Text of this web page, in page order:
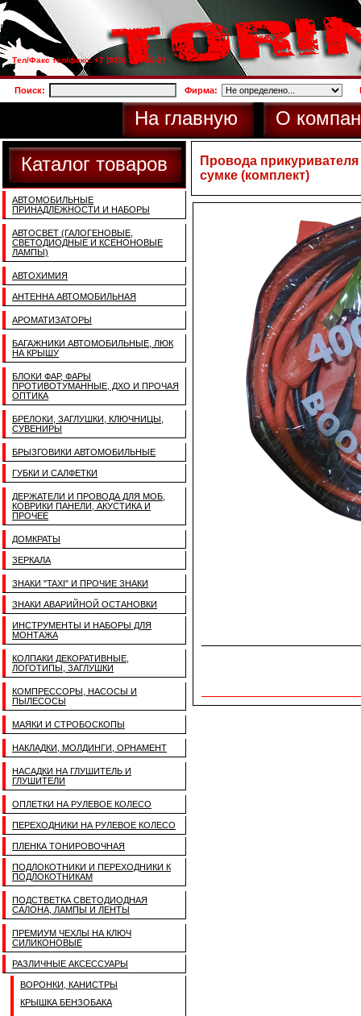
Тел/Факс тел/факс: +7 (925) 733-66-27
Поиск: Фирма:
На главную О
Каталог товаров
АВТОМОБИЛЬНЫЕ
ПРИНАДЛЕЖНОСТИ И НАБОРЫ
АВТОСВЕТ (ГАЛОГЕНОВЫЕ,
СВЕТОДИОДНЫЕ И КСЕНОНОВЫЕ
ЛАМПЫ)
АВТОХИМИЯ
АНТЕННА АВТОМОБИЛЬНАЯ
АРОМАТИЗАТОРЫ
БАГАЖНИКИ АВТОМОБИЛЬНЫЕ, ЛЮК
НА КРЫШУ
БЛОКИ ФАР, ФАРЫ
ПРОТИВОТУМАННЫЕ, ДХО И ПРОЧАЯ
ОПТИКА
БРЕЛОКИ, ЗАГЛУШКИ, КЛЮЧНИЦЫ,
СУВЕНИРЫ
БРЫЗГОВИКИ АВТОМОБИЛЬНЫЕ
ГУБКИ И САЛФЕТКИ
ДЕРЖАТЕЛИ И ПРОВОДА ДЛЯ МОБ,
КОВРИКИ ПАНЕЛИ, АКУСТИКА И
ПРОЧЕЕ
ДОМКРАТЫ
ЗЕРКАЛА
ЗНАКИ "TAXI" И ПРОЧИЕ ЗНАКИ
ЗНАКИ АВАРИЙНОЙ ОСТАНОВКИ
ИНСТРУМЕНТЫ И НАБОРЫ ДЛЯ
МОНТАЖА
КОЛПАКИ ДЕКОРАТИВНЫЕ,
ЛОГОТИПЫ, ЗАГЛУШКИ
КОМПРЕССОРЫ, НАСОСЫ И
ПЫЛЕСОСЫ
МАЯКИ И СТРОБОСКОПЫ
НАКЛАДКИ, МОЛДИНГИ, ОРНАМЕНТ
НАСАДКИ НА ГЛУШИТЕЛЬ И
ГЛУШИТЕЛИ
ОПЛЕТКИ НА РУЛЕВОЕ КОЛЕСО
ПЕРЕХОДНИКИ НА РУЛЕВОЕ КОЛЕСО
ПЛЕНКА ТОНИРОВОЧНАЯ
ПОДЛОКОТНИКИ И ПЕРЕХОДНИКИ К
ПОДЛОКОТНИКАМ
ПОДСТВЕТКА СВЕТОДИОДНАЯ
САЛОНА, ЛАМПЫ И ЛЕНТЫ
ПРЕМИУМ ЧЕХЛЫ НА КЛЮЧ
СИЛИКОНОВЫЕ
РАЗЛИЧНЫЕ АКСЕССУАРЫ
ВОРОНКИ, КАНИСТРЫ
КРЫШКА БЕНЗОБАКА
Провода
сумке (комплект)